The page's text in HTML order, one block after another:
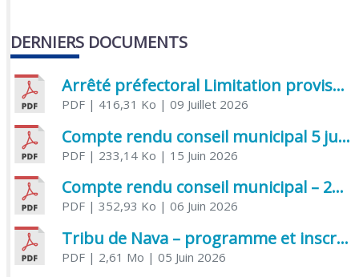
DERNIERS DOCUMENTS
Arrêté préfectoral Limitation provisoire des usages de l’eau
PDF| 416,31 Ko | 09 Juillet 2026
Compte rendu conseil municipal 5 juin 2026 sénatoriale
PDF| 233,14 Ko | 15 Juin 2026
Compte rendu conseil municipal – 21 avril 2026
PDF| 352,93 Ko | 06 Juin 2026
Tribu de Nava – programme et inscriptions été 2026
PDF| 2,61 Mo | 05 Juin 2026